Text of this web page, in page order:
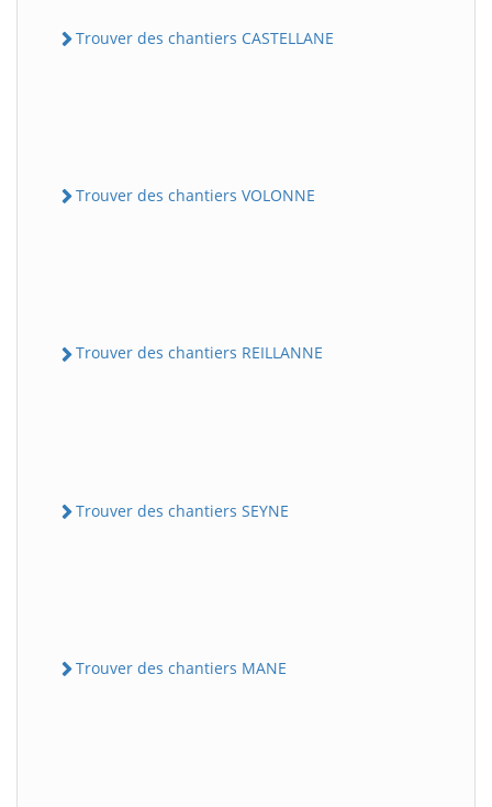
Trouver des chantiers CASTELLANE
Trouver des chantiers VOLONNE
Trouver des chantiers REILLANNE
Trouver des chantiers SEYNE
Trouver des chantiers MANE